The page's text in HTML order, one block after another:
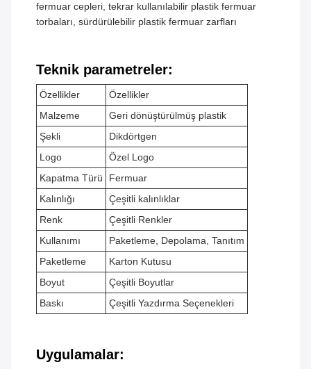
fermuar cepleri, tekrar kullanılabilir plastik fermuar
torbaları, sürdürülebilir plastik fermuar zarfları
Teknik parametreler:
Özellikler
Özellikler
Malzeme
Geri dönüştürülmüş plastik
Şekli
Dikdörtgen
Logo
Özel Logo
Kapatma Türü
Fermuar
Kalınlığı
Çeşitli kalınlıklar
Renk
Çeşitli Renkler
Kullanımı
Paketleme, Depolama, Tanıtım
Paketleme
Karton Kutusu
Boyut
Çeşitli Boyutlar
Baskı
Çeşitli Yazdırma Seçenekleri
Uygulamalar: